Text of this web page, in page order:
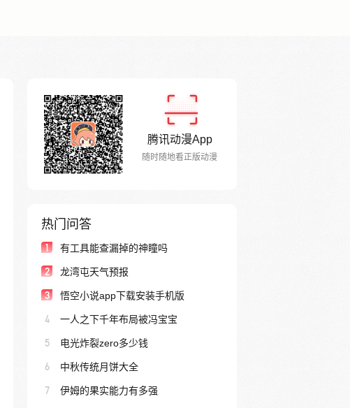
腾讯动漫App
随时随地看正版动漫
热门问答
1 有工具能查漏掉的神瞳吗
2 龙湾屯天气预报
3 悟空小说app下载安装手机版
4 一人之下千年布局被冯宝宝
5 电光炸裂zero多少钱
6 中秋传统月饼大全
7 伊姆的果实能力有多强